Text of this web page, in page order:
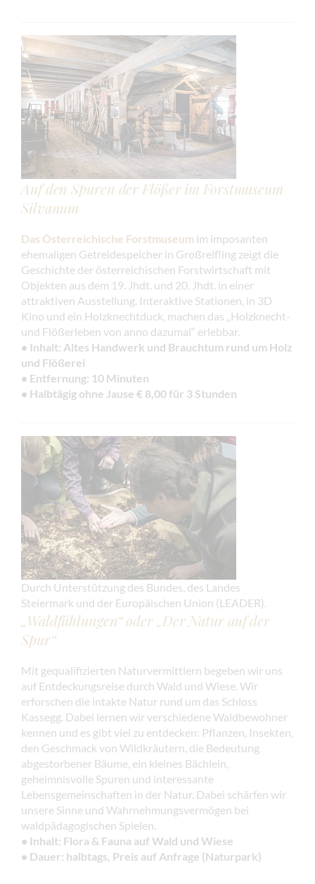
Auf den Spuren der Flößer im Forstmuseum
Silvanum
Das Österreichische Forstmuseum im imposanten
ehemaligen Getreidespeicher in Großreifling zeigt die
Geschichte der österreichischen Forstwirtschaft mit
Objekten aus dem 19. Jhdt. und 20. Jhdt. in einer
attraktiven Ausstellung. Interaktive Stationen, in 3D
Kino und ein Holzknechtduck, machen das „Holzknecht-
und Flößerleben von anno dazumal“ erlebbar.
• Inhalt: Altes Handwerk und Brauchtum rund um Holz
und Flößerei
• Entfernung: 10 Minuten
• Halbtägig ohne Jause € 8,00 für 3 Stunden
Durch Unterstützung des Bundes, des Landes
Steiermark und der Europäischen Union (LEADER).
„Waldfühlungen“ oder „Der Natur auf der
Spur“
Mit gequalifizierten Naturvermittlern begeben wir uns
auf Entdeckungsreise durch Wald und Wiese. Wir
erforschen die intakte Natur rund um das Schloss
Kassegg. Dabei lernen wir verschiedene Waldbewohner
kennen und es gibt viel zu entdecken: Pflanzen, Insekten,
den Geschmack von Wildkräutern, die Bedeutung
abgestorbener Bäume, ein kleines Bächlein,
geheimnisvolle Spuren und interessante
Lebensgemeinschaften in der Natur. Dabei schärfen wir
unsere Sinne und Wahrnehmungsvermögen bei
waldpädagogischen Spielen.
• Inhalt: Flora & Fauna auf Wald und Wiese
• Dauer: halbtags, Preis auf Anfrage (Naturpark)